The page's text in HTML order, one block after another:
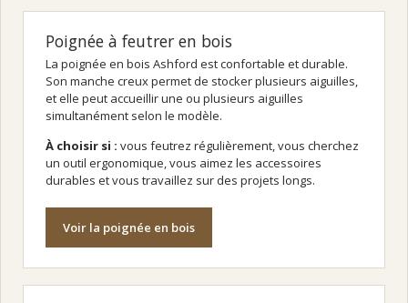
Poignée à feutrer en bois
La poignée en bois Ashford est confortable et durable.
Son manche creux permet de stocker plusieurs aiguilles,
et elle peut accueillir une ou plusieurs aiguilles
simultanément selon le modèle.
À choisir si : vous feutrez régulièrement, vous cherchez
un outil ergonomique, vous aimez les accessoires
durables et vous travaillez sur des projets longs.
Voir la poignée en bois